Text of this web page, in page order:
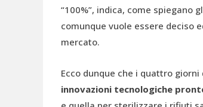
“100%”, indica, come spiegano
comunque vuole essere deciso
mercato.
Ecco dunque che i quattro
innovazioni tecnologiche